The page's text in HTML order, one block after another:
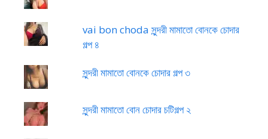
vai bon choda সুন্দরী মামাতো বোনকে চোদার
গল্প ৪
সুন্দরী মামাতো বোনকে চোদার গল্প ৩
সুন্দরী মামাতো বোন চোদার চটিগল্প ২